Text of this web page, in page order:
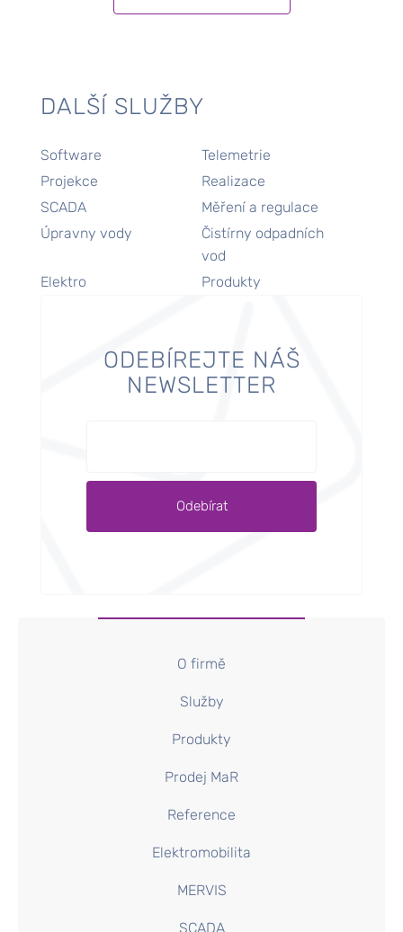
DALŠÍ SLUŽBY
Software
Telemetrie
Projekce
Realizace
SCADA
Měření a regulace
Úpravny vody
Čistírny odpadních
vod
Elektro
Produkty
ODEBÍREJTE NÁŠ
NEWSLETTER
O firmě
Služby
Produkty
Prodej MaR
Reference
Elektromobilita
MERVIS
SCADA